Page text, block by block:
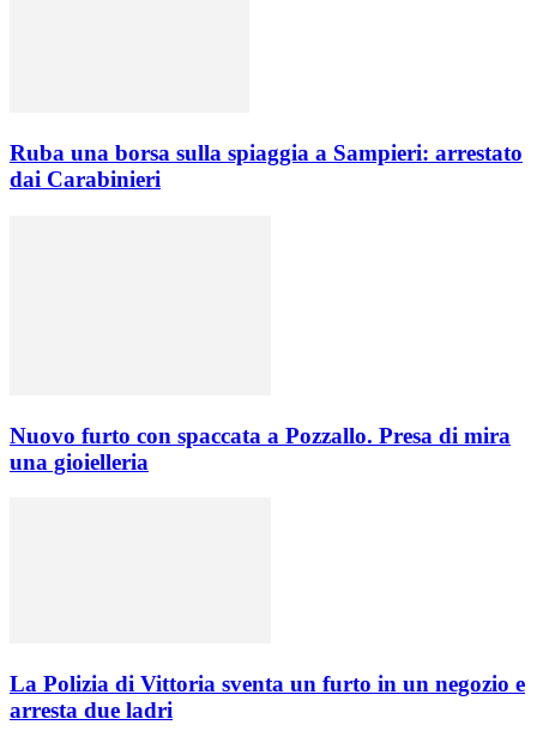
Ruba una borsa sulla spiaggia a Sampieri: arrestato
dai Carabinieri
Nuovo furto con spaccata a Pozzallo. Presa di mira
una gioielleria
La Polizia di Vittoria sventa un furto in un negozio e
arresta due ladri